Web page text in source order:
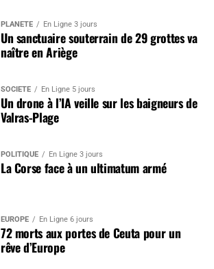
PLANÈTE En Ligne 3 jours
Un sanctuaire souterrain de 29 grottes va
naître en Ariège
SOCIÉTÉ En Ligne 5 jours
Un drone à l’IA veille sur les baigneurs de
Valras-Plage
POLITIQUE En Ligne 3 jours
La Corse face à un ultimatum armé
EUROPE En Ligne 6 jours
72 morts aux portes de Ceuta pour un
rêve d’Europe